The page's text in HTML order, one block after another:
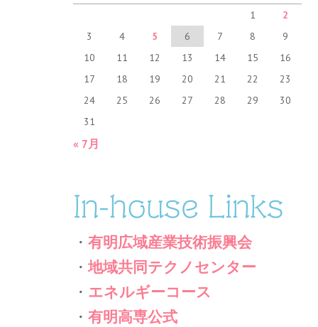
1
2
3
4 5 6 7 8
9
10
11 12 13 14 15
16
17
18 19 20 21 22
23
24
25 26 27 28 29
30
31
« 7月
In-house Links
・有明広域産業技術振興会
・地域共同テクノセンター
・ エネルギーコース
・有明高専公式